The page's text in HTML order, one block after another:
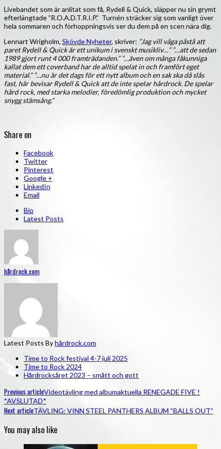
Livebandet som är anlitat som få, Rydell & Quick, släpper nu sin grymt
efterlängtade ”R.O.A.D.T.R.I.P.” Turnén sträcker sig som vanligt över
hela sommaren och förhoppningsvis ser du dem på en scen nära dig.
Lennart Wrigholm, Skövde Nyheter, skriver: ”Jag vill våga påstå att
paret Rydell & Quick är ett unikum i svenskt musikliv…” ”…att de sedan
1989 gjort runt 4 000 framträdanden.” ”…även om många fåkunniga
kallat dem ett coverband har de alltid spelat in och framfört eget
material.” ”…nu är det dags för ett nytt album och en sak ska då slås
fast, här bevisar Rydell & Quick att de inte spelar hårdrock. De spelar
hård rock, med starka melodier, föredömlig produktion och mycket
snygg stämsång.”
Share on
Facebook
Twitter
Pinterest
Google +
LinkedIn
Email
Bio
Latest Posts
hårdrock.com
Latest Posts Byhårdrock.com
Time to Rock festival 4-7 juli 2025
Time to Rock 2024
Hårdrocksåret 2023 – smått och gott
Previous articleVideotävling med albumaktuella RENEGADE FIVE !
*AVSLUTAD*
Next articleTÄVLING: VINN STEEL PANTHERS ALBUM “BALLS OUT”
You may also like